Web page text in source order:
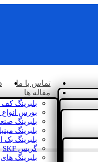
تماس با ما
مقاله ها
بلبرینگ کف
بورس انواع
بلبرینگ
بلبرینگ
بلبرینگ بک
گریس SKF
بلبرینگ